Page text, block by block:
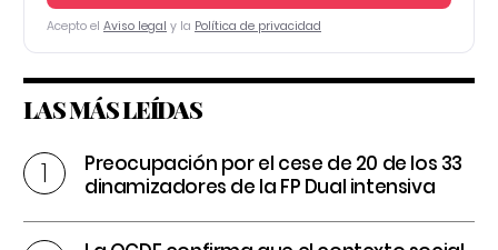
Acepto el Aviso legal y la Política de privacidad
LAS MÁS LEÍDAS
Preocupación por el cese de 20 de los 33
dinamizadores de la FP Dual intensiva